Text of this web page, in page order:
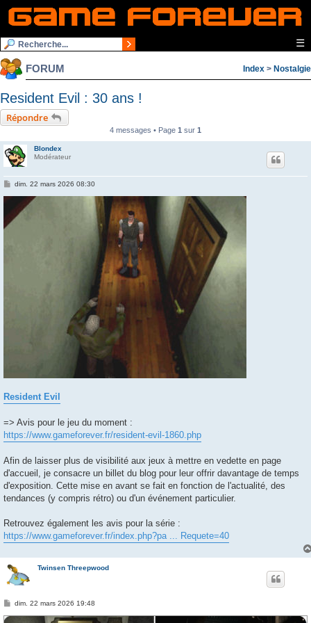
☰
FORUM Index > Nostalgie
Resident Evil : 30 ans !
Répondre
4 messages • Page 1 sur 1
Blondex
Modérateur
M
a
dim. 22 mars 2026 08:30
Resident Evil
=> Avis pour le jeu du moment :
https://www.gameforever.fr/resident-evil-1860.php
Afin de laisser plus de visibilité aux jeux à mettre en vedette en page
d'accueil, je consacre un billet du blog pour leur offrir davantage de temps
d'exposition. Cette mise en avant se fait en fonction de l'actualité, des
tendances (y compris rétro) ou d'un événement particulier.
Retrouvez également les avis pour la série :
https://www.gameforever.fr/index.php?pa ... Requete=40
Twinsen Threepwood
Mdim. 22 mars 2026 19:48